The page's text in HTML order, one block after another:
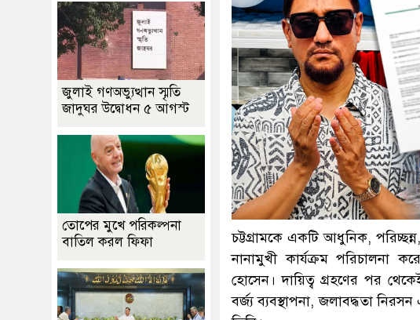
চট্টগ্রামকে একটি আধুনিক,
নানামুখী কার্যক্রম পরিচালনা
হোসেন। দায়িত্ব গ্রহণের পর
বর্জ্য ব্যবস্থাপনা, জলাবদ্ধতা
জুলাই গণঅভ্যুত্থান স্মৃতি
জাদুঘর উদ্বোধন ৫ আগস্ট
তোপের মুখে পরিকল্পনা
বাতিল করল ফিফা